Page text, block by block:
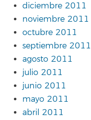
diciembre 2011
noviembre 2011
octubre 2011
septiembre 2011
agosto 2011
julio 2011
junio 2011
mayo 2011
abril 2011